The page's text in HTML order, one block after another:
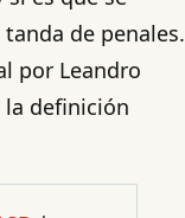
de penales.
por Leandro
la definición